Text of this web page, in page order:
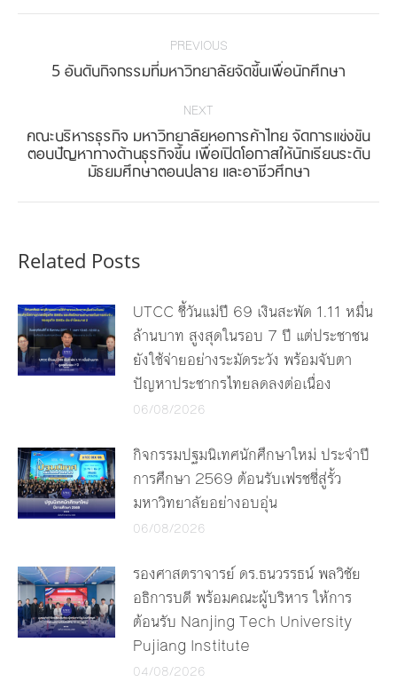
PREVIOUS
Previous
5 อันดับกิจกรรมที่มหาวิทยาลัยจัดขึ้นเพื่อนักศึกษา
NEXT
Next
post:
คณะบริหารธุรกิจ มหาวิทยาลัยหอการค้าไทย จัดการแข่งขัน
ตอบปัญหาทางด้านธุรกิจขึ้น เพื่อเปิดโอกาสให้นักเรียนระดับ
มัธยมศึกษาตอนปลาย และอาชีวศึกษา
Related Posts
UTCC ชี้วันแม่ปี 69 เงินสะพัด 1.11 หมื่น
ล้านบาท สูงสุดในรอบ 7 ปี แต่ประชาชน
ยังใช้จ่ายอย่างระมัดระวัง พร้อมจับตา
ปัญหาประชากรไทยลดลงต่อเนื่อง
06/08/2026
กิจกรรมปฐมนิเทศนักศึกษาใหม่ ประจำปี
การศึกษา 2569 ต้อนรับเฟรชชี่สู่รั้ว
มหาวิทยาลัยอย่างอบอุ่น
06/08/2026
รองศาสตราจารย์ ดร.ธนวรรธน์ พลวิชัย
อธิการบดี พร้อมคณะผู้บริหาร ให้การ
ต้อนรับ Nanjing Tech University
Pujiang Institute
04/08/2026